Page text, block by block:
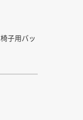
子用バッ